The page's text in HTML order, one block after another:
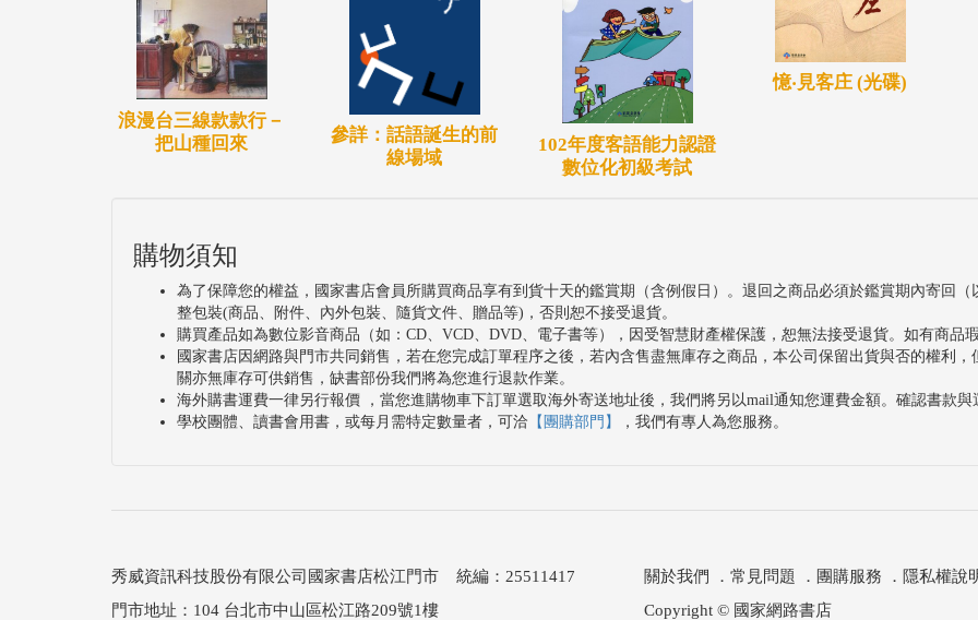
浪漫台三線款款行－
把山種回來
參詳：話語誕生的前
線場域
102年度客語能力認證
數位化初級考試
憶‧見客庄 (光碟)
購物須知
為了保障您的權益，國家書店會員所購買商品享有到貨十天的鑑賞期（含例假日）。退回之商品必須於鑑賞期內寄回
整包裝(商品、附件、內外包裝、隨貨文件、贈品等)，否則恕不接受退貨。
購買產品如為數位影音商品（如：CD、VCD、DVD、電子書等），因受智慧財產權保護，恕無法接受退貨。如有商品
國家書店因網路與門市共同銷售，若在您完成訂單程序之後，若內含售盡無庫存之商品，本公司保留出貨與否的權利
關亦無庫存可供銷售，缺書部份我們將為您進行退款作業。
海外購書運費一律另行報價 ，當您進購物車下訂單選取海外寄送地址後，我們將另以mail通知您運費金額。確認書款
學校團體、讀書會用書，或每月需特定數量者，可洽 【團購部門】 ，我們有專人為您服務。
秀威資訊科技股份有限公司國家書店松江門市 統編：25511417
門市地址：104 台北市中山區松江路209號1樓
關於我們 ． 常見問題 ． 團購服務 ． 隱私權說
Copyright © 國家網路書店